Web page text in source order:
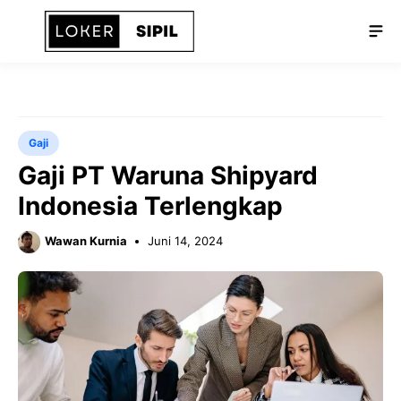
Langsung
Gaji
Gaji PT Waruna Shipyard
Indonesia Terlengkap
Wawan Kurnia Juni 14, 2024